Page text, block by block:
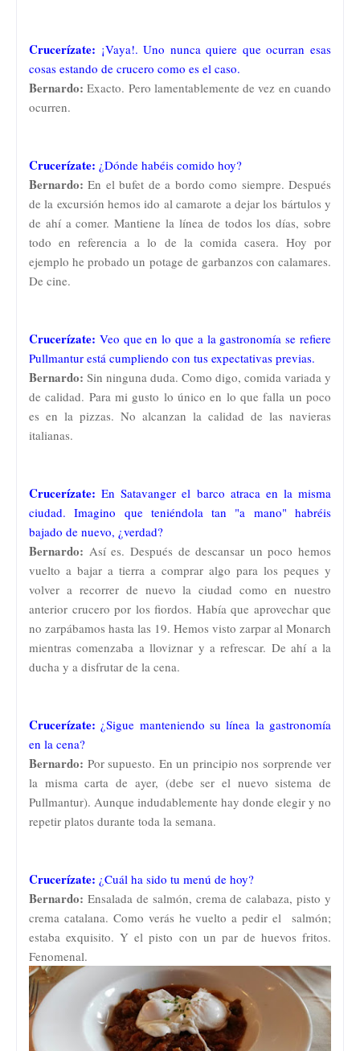
Crucerízate: ¡Vaya!. Uno nunca quiere que ocurran esas
cosas estando de crucero como es el caso.
Bernardo:Exacto. Pero lamentablemente de vez en cuando
ocurren.
Crucerízate: ¿Dónde habéis comido hoy?
Bernardo:En el bufet de a bordo como siempre. Después
de la excursión hemos ido al camarote a dejar los bártulos y
de ahí a comer. Mantiene la línea de todos los días, sobre
todo en referencia a lo de la comida casera. Hoy por
ejemplo he probado un potage de garbanzos con calamares.
De cine.
Crucerízate: Veo que en lo que a la gastronomía se refiere
Pullmantur está cumpliendo con tus expectativas previas.
Bernardo: Sin ninguna duda. Como digo, comida variada y
de calidad. Para mi gusto lo único en lo que falla un poco
es en la pizzas. No alcanzan la calidad de las navieras
italianas.
Crucerízate:En Satavanger el barco atraca en la misma
ciudad. Imagino que teniéndola tan "a mano" habréis
bajado de nuevo, ¿verdad?
Bernardo: Así es. Después de descansar un poco hemos
vuelto a bajar a tierra a comprar algo para los peques y
volver a recorrer de nuevo la ciudad como en nuestro
anterior crucero por los fiordos. Había que aprovechar que
no zarpábamos hasta las 19. Hemos visto zarpar al Monarch
mientras comenzaba a lloviznar y a refrescar. De ahí a la
ducha y a disfrutar de la cena.
Crucerízate:¿Sigue manteniendo su línea la gastronomía
en la cena?
Bernardo: Por supuesto. En un principio nos sorprende ver
la misma carta de ayer, (debe ser el nuevo sistema de
Pullmantur). Aunque indudablemente hay donde elegir y no
repetir platos durante toda la semana.
Crucerízate: ¿Cuál ha sido tu menú de hoy?
Bernardo: Ensalada de salmón, crema de calabaza, pisto y
crema catalana. Como verás he vuelto a pedir el salmón;
estaba exquisito. Y el pisto con un par de huevos fritos.
Fenomenal.